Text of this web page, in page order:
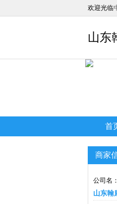
欢迎光临
山东
首
商家
公司名：
山东翰